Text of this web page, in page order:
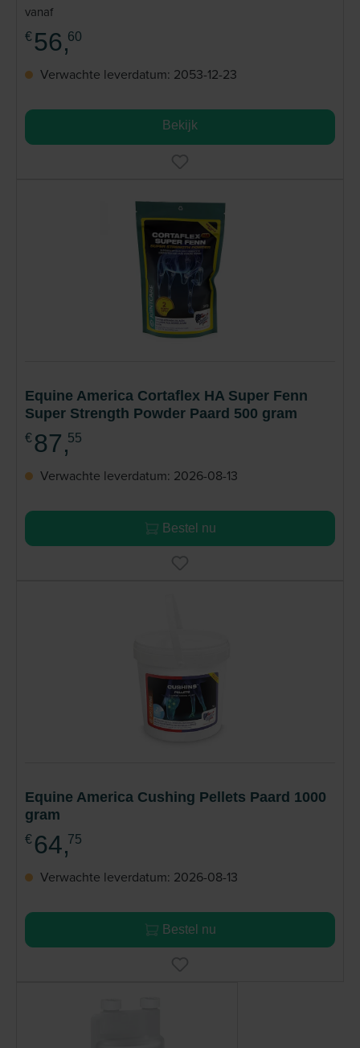
vanaf
€ 56,60
Verwachte leverdatum: 2053-12-23
Bekijk
Equine America Cortaflex HA Super Fenn
Super Strength Powder Paard 500 gram
€ 87,55
Verwachte leverdatum: 2026-08-13
Bestel nu
Equine America Cushing Pellets Paard 1000
gram
€ 64,75
Verwachte leverdatum: 2026-08-13
Bestel nu